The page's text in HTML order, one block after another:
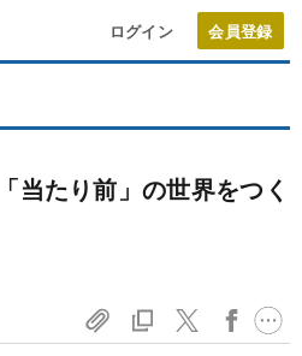
ログイン
当たり前」の世界をつく